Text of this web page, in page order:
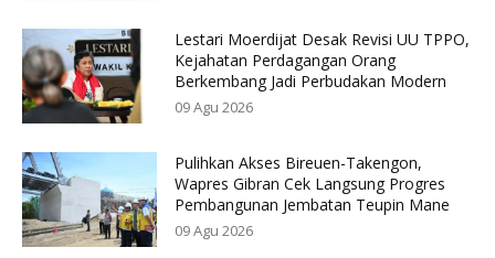
Lestari Moerdijat Desak Revisi UU TPPO,
Kejahatan Perdagangan Orang
Berkembang Jadi Perbudakan Modern
09 Agu 2026
Pulihkan Akses Bireuen-Takengon,
Wapres Gibran Cek Langsung Progres
Pembangunan Jembatan Teupin Mane
09 Agu 2026